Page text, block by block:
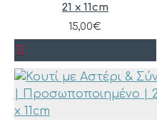
21 x 11cm
15,00€